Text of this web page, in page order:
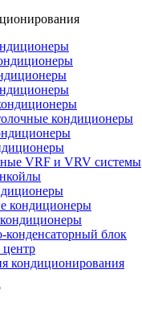
кондиционеры
VRF и VRV системы
кондиционеры
конденсаторный блок
кондиционирования